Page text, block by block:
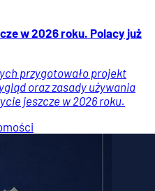
w 2026 roku. Polacy już
przygotowało projekt
oraz zasady używania
jeszcze w 2026 roku.